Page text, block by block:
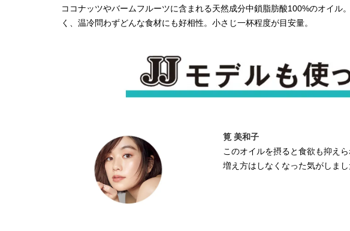
ココナッツやバームフルーツに含まれる天然成分中鎖脂肪酸100%のオイル
く、温冷問わずどんな食材にも好相性。小さじ一杯程度が目安量。
筧 美和子
このオイルを摂ると食欲も抑え
増え方はしなくなった気がしまし